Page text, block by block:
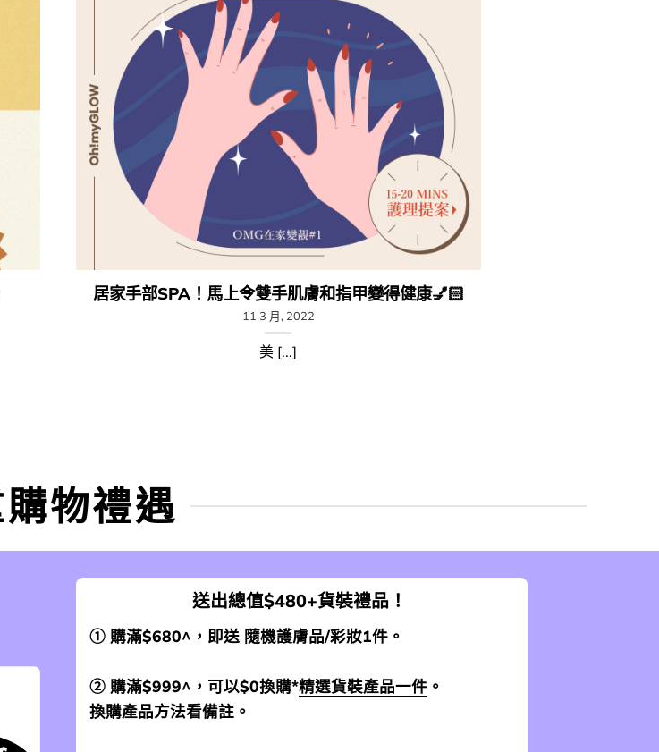
居家手部SPA！馬上令雙手肌膚和指甲變得健康💅🏻
11 3 月, 2022
美 [...]
物禮遇
送出總值$480+貨裝禮品！
① 購滿$680^，即送 隨機護膚品/彩妝1件。
② 購滿$999^，可以$0換購*精選貨裝產品一件 。
換購產品方法看備註。